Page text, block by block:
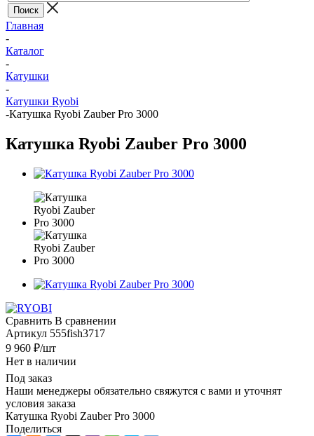
Главная
-
Каталог
-
Катушки
-
Катушки Ryobi
-Катушка Ryobi Zauber Pro 3000
Катушка Ryobi Zauber Pro 3000
Сравнить В сравнении
Артикул 555fish3717
9 960 ₽/шт
Нет в наличии
Под заказ
Наши менеджеры обязательно свяжутся с вами и уточнят
условия заказа
Катушка Ryobi Zauber Pro 3000
Поделиться